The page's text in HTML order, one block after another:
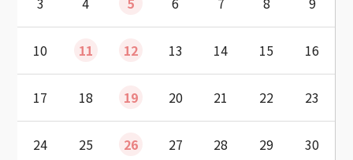
10 11 12 13 14 15 16
17 18 19 20 21 22 23
24 25 26 27 28 29 30